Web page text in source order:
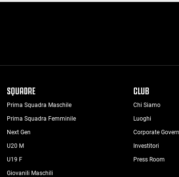
SQUADRE
Prima Squadra Maschile
Prima Squadra Femminile
Next Gen
U20 M
U19 F
Giovanili Maschili
CLUB
Chi Siamo
Luoghi
Corporate
Investitori
Press Room